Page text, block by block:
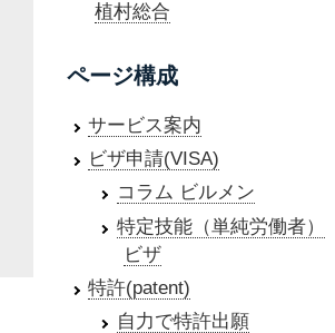
植村総合
ページ構成
サービス案内
ビザ申請(VISA)
コラム ビルメン
特定技能（単純労働者）
ビザ
特許(patent)
自力で特許出願